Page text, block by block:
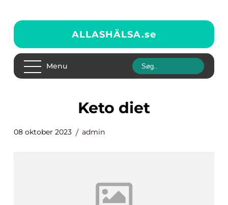
ALLASHÄLSA.se
Menu
keto diet
08 oktober 2023 admin